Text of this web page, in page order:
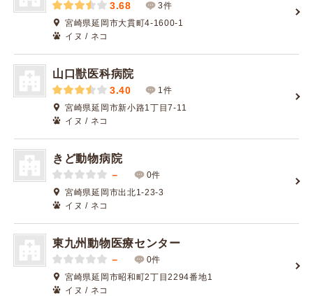
3.68
3件
宮崎県延岡市大貫町4-1600-1
イヌ / ネコ
山口獣医科病院
3.40
1件
宮崎県延岡市新小路1丁目7-11
イヌ / ネコ
きど動物病院
－
0件
宮崎県延岡市出北1-23-3
イヌ / ネコ
東九州動物医療センター
－
0件
宮崎県延岡市昭和町2丁目2294番地1
イヌ / ネコ